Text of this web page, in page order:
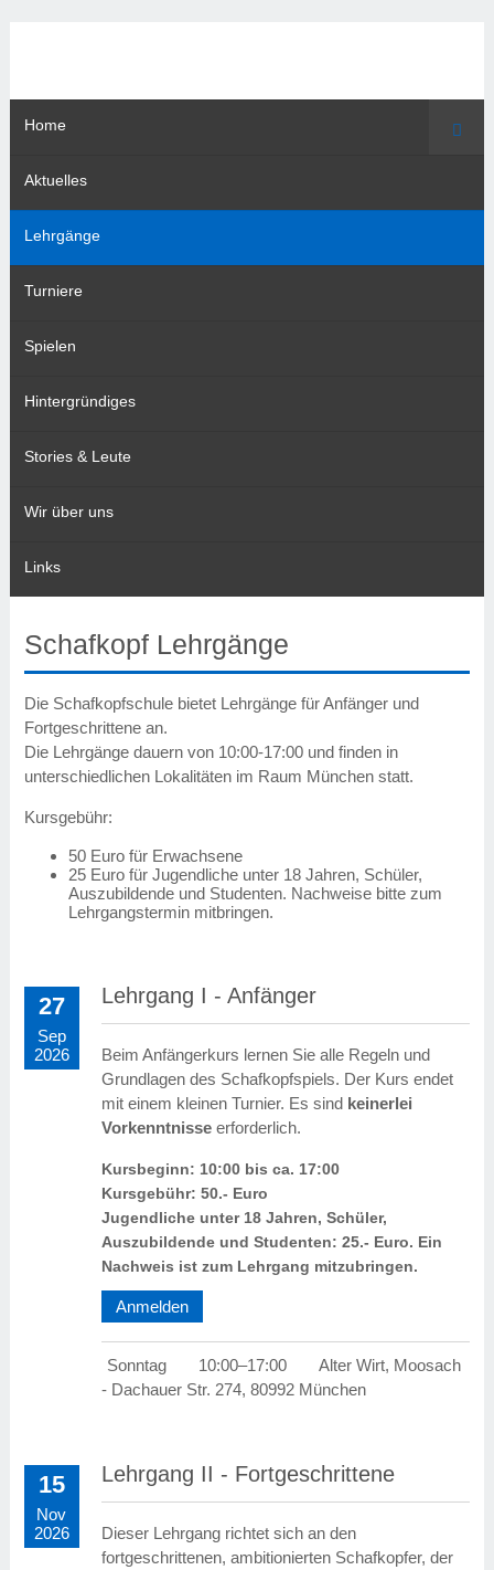
Home
Aktuelles
Lehrgänge
Turniere
Spielen
Hintergründiges
Stories & Leute
Wir über uns
Links
Schafkopf Lehrgänge
Die Schafkopfschule bietet Lehrgänge für Anfänger und
Fortgeschrittene an.
Die Lehrgänge dauern von 10:00-17:00 und finden in
unterschiedlichen Lokalitäten im Raum München statt.
Kursgebühr:
50 Euro für Erwachsene
25 Euro für Jugendliche unter 18 Jahren, Schüler,
Auszubildende und Studenten. Nachweise bitte zum
Lehrgangstermin mitbringen.
27
Sep
2026
Lehrgang I - Anfänger
Beim Anfängerkurs lernen Sie alle Regeln und
Grundlagen des Schafkopfspiels. Der Kurs endet
mit einem kleinen Turnier. Es sind keinerlei
Vorkenntnisseerforderlich.
Kursbeginn: 10:00 bis ca. 17:00
Kursgebühr: 50.- Euro
Jugendliche unter 18 Jahren, Schüler,
Auszubildende und Studenten: 25.- Euro. Ein
Nachweis ist zum Lehrgang mitzubringen.
Anmelden
Sonntag 10:00–17:00
Alter Wirt, Moosach
- Dachauer Str. 274, 80992 München
15
Nov
2026
Lehrgang II - Fortgeschrittene
Dieser Lehrgang richtet sich an den
fortgeschrittenen, ambitionierten Schafkopfer, der